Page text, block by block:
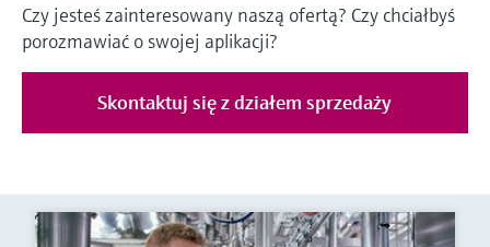
Czy jesteś zainteresowany naszą ofertą? Czy chciałbyś
porozmawiać o swojej aplikacji?
Skontaktuj się z działem sprzedaży